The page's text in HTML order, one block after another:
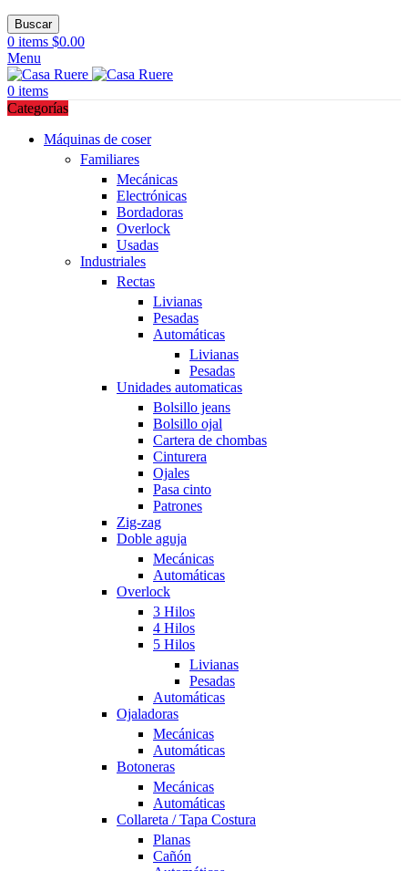
Buscar
0 items $0.00
Menu
0 items
Categorías
Máquinas de coser
Familiares
Mecánicas
Electrónicas
Bordadoras
Overlock
Usadas
Industriales
Rectas
Livianas
Pesadas
Automáticas
Livianas
Pesadas
Unidades automaticas
Bolsillo jeans
Bolsillo ojal
Cartera de chombas
Cinturera
Ojales
Pasa cinto
Patrones
Zig-zag
Doble aguja
Mecánicas
Automáticas
Overlock
3 Hilos
4 Hilos
5 Hilos
Livianas
Pesadas
Automáticas
Ojaladoras
Mecánicas
Automáticas
Botoneras
Mecánicas
Automáticas
Collareta / Tapa Costura
Planas
Cañón